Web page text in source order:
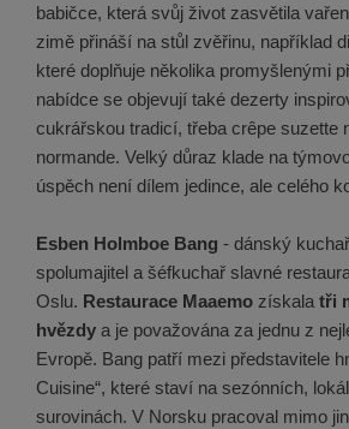
babičce, která svůj život zasvětila
zimě přináší na stůl zvěřinu, například
které doplňuje několika promyšlenými
nabídce se objevují také dezerty
cukrářskou tradicí, třeba crêpe suzette
normande. Velký důraz klade na
úspěch není dílem jedince, ale celého
Esben Holmboe Bang - dánský
spolumajitel a šéfkuchař slavné
Oslu. Restaurace Maaemo získalatři
hvězdy a je považována za jednu z
Evropě. Bang patří mezi představitele
Cuisine“, které staví na sezónních,
surovinách. V Norsku pracoval mimo